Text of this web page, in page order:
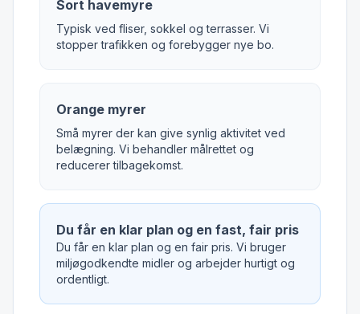
Sort havemyre
Typisk ved fliser, sokkel og terrasser. Vi
stopper trafikken og forebygger nye bo.
Orange myrer
Små myrer der kan give synlig aktivitet ved
belægning. Vi behandler målrettet og
reducerer tilbagekomst.
Du får en klar plan og en fast, fair pris
Du får en klar plan og en fair pris. Vi bruger
miljøgodkendte midler og arbejder hurtigt og
ordentligt.